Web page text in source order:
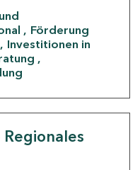
Förderung
Investitionen in